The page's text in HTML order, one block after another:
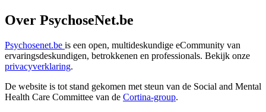
Over PsychoseNet.be
Psychosenet.be is een open, multideskundige eCommunity van
ervaringsdeskundigen, betrokkenen en professionals. Bekijk onze
privacyverklaring.
De website is tot stand gekomen met steun van de Social and Mental
Health Care Committee van de Cortina-group.